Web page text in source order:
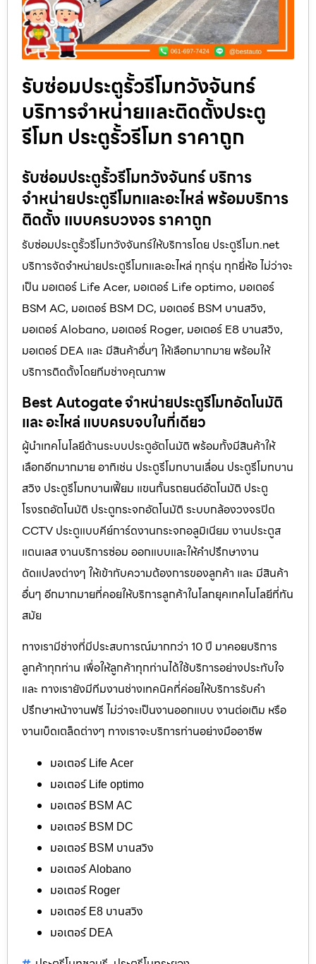
รับซ่อมประตูรั้วรีโมทวังจันทร์
บริการจำหน่ายและติดตั้งประตู
รีโมท ประตูรั้วรีโมท ราคาถูก
รับซ่อมประตูรั้วรีโมทวังจันทร์ บริการ
จำหน่ายประตูรีโมทและอะไหล่ พร้อมบริการ
ติดตั้ง แบบครบวงจร ราคาถูก
รับซ่อมประตูรั้วรีโมทวังจันทร์ให้บริการโดย ประตูรีโมท.net
บริการจัดจำหน่ายประตูรีโมทและอะไหล่ ทุกรุ่น ทุกยี่ห้อ ไม่ว่าจะ
เป็น มอเตอร์ Life Acer, มอเตอร์ Life optimo, มอเตอร์
BSM AC, มอเตอร์ BSM DC, มอเตอร์ BSM บานสวิง,
มอเตอร์ Alobano, มอเตอร์ Roger, มอเตอร์ E8 บานสวิง,
มอเตอร์ DEA และ มีสินค้าอื่นๆ ให้เลือกมากมาย พร้อมให้
บริการติดตั้งโดยทีมช่างคุณภาพ
Best Autogate จำหน่ายประตูรีโมทอัตโนมัติ
และ อะไหล่ แบบครบจบในที่เดียว
ผู้นำเทคโนโลยีด้านระบบประตูอัตโนมัติ พร้อมทั้งมีสินค้าให้
เลือกอีกมากมาย อาทิเช่น ประตูรีโมทบานเลื่อน ประตูรีโมทบาน
สวิง ประตูรีโมทบานเฟี้ยม แขนกั้นรถยนต์อัตโนมัติ ประตู
โรงรถอัตโนมัติ ประตูกระจกอัตโนมัติ ระบบกล้องวงจรปิด
CCTV ประตูแบบคีย์การ์ดงานกระจกอลูมิเนียม งานประตูส
แตนเลส งานบริการซ่อม ออกแบบและให้คำปรึกษางาน
ดัดแปลงต่างๆ ให้เข้ากับความต้องการของลูกค้า และ มีสินค้า
อื่นๆ อีกมากมายที่คอยให้บริการลูกค้าในโลกยุคเทคโนโลยีที่ทัน
สมัย
ทางเรามีช่างที่มีประสบการณ์มากกว่า 10 ปี มาคอยบริการ
ลูกค้าทุกท่าน เพื่อให้ลูกค้าทุกท่านได้ใช้บริการอย่างประทับใจ
และ ทางเรายังมีทีมงานช่างเทคนิคที่ค่อยให้บริการรับคำ
ปรึกษาหน้างานฟรี ไม่ว่าจะเป็นงานออกแบบ งานต่อเติม หรือ
งานเบ็ดเตล็ดต่างๆ ทางเราจะบริการท่านอย่างมืออาชีพ
มอเตอร์ Life Acer
มอเตอร์ Life optimo
มอเตอร์ BSM AC
มอเตอร์ BSM DC
มอเตอร์ BSM บานสวิง
มอเตอร์ Alobano
มอเตอร์ Roger
มอเตอร์ E8 บานสวิง
มอเตอร์ DEA